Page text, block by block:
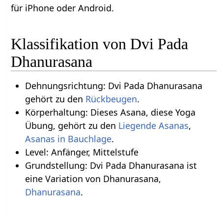
für iPhone oder Android.
Klassifikation von Dvi Pada
Dhanurasana
Dehnungsrichtung: Dvi Pada Dhanurasana
gehört zu den Rückbeugen.
Körperhaltung: Dieses Asana, diese Yoga
Übung, gehört zu den Liegende Asanas,
Asanas in Bauchlage.
Level: Anfänger, Mittelstufe
Grundstellung: Dvi Pada Dhanurasana ist
eine Variation von Dhanurasana,
Dhanurasana.